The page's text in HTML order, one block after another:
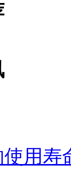
用寿